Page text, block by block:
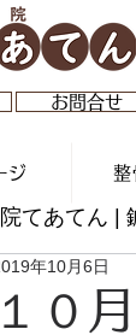
お問合せ
ジ 整
てあてん |
１０
年10月6日